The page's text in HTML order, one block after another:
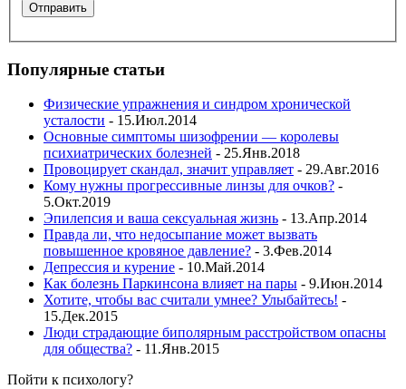
Популярные статьи
Физические упражнения и синдром хронической
усталости - 15.Июл.2014
Основные симптомы шизофрении — королевы
психиатрических болезней - 25.Янв.2018
Провоцирует скандал, значит управляет - 29.Авг.2016
Кому нужны прогрессивные линзы для очков? -
5.Окт.2019
Эпилепсия и ваша сексуальная жизнь - 13.Апр.2014
Правда ли, что недосыпание может вызвать
повышенное кровяное давление? - 3.Фев.2014
Депрессия и курение - 10.Май.2014
Как болезнь Паркинсона влияет на пары - 9.Июн.2014
Хотите, чтобы вас считали умнее? Улыбайтесь! -
15.Дек.2015
Люди страдающие биполярным расстройством опасны
для общества? - 11.Янв.2015
Пойти к психологу?